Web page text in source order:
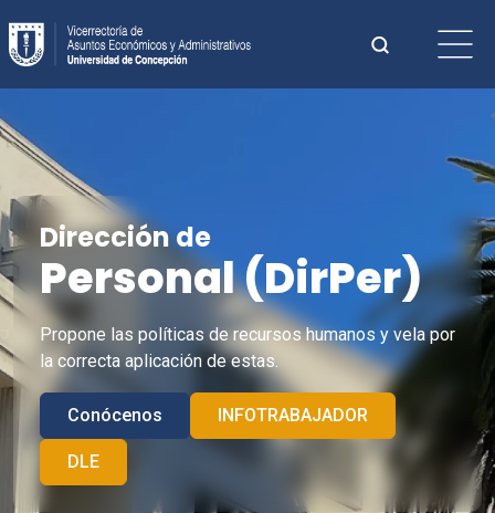
al
contenido
Buscar:
Cuando
Dirección de
Personal (DirPer)
Propone las políticas de recursos humanos y vela por
la correcta aplicación de estas.
Conócenos INFOTRABAJADOR
DLE